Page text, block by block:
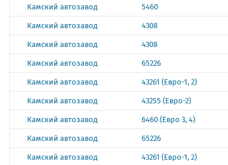
Камский автозавод 5460
Камский автозавод 4308
Камский автозавод 4308
Камский автозавод 65226
Камский автозавод 43261 (Евро-1, 2)
Камский автозавод 43255 (Евро-2)
Камский автозавод 6460 (Евро 3, 4)
Камский автозавод 65226
Камский автозавод 43261 (Евро-1, 2)